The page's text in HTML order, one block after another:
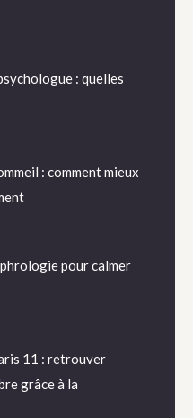
: quelles
: comment mieux
pour calmer
11 : retrouver
grâce à la